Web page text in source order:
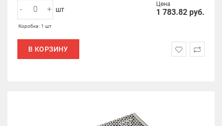
Цена
1 783.82 руб.
- + шт
Коробка : 1 шт
В КОРЗИНУ